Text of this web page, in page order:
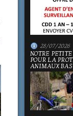
28/07/2026
NOTRE
POUR LA
ANIMAUX